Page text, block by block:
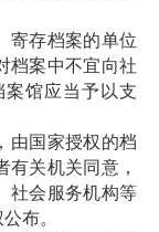
存档案的单位
档案中不宜向社
馆应当予以支
国家授权的档
关机关同意，
社会服务机构等
布。